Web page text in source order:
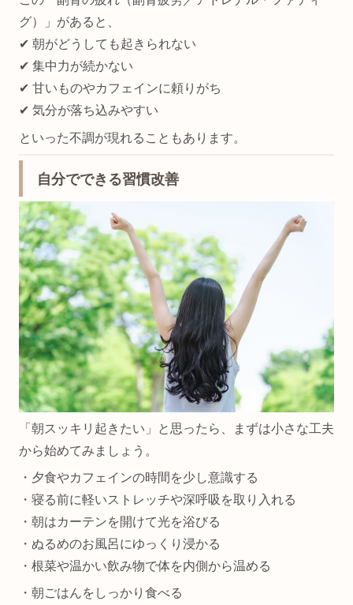
グ）」があると、
✔︎ 朝がどうしても起きられない
✔︎ 集中力が続かない
✔︎ 甘いものやカフェインに頼りがち
✔︎ 気分が落ち込みやすい
といった不調が現れることもあります。
自分でできる習慣改善
「朝スッキリ起きたい」と思ったら、まずは小さな工夫
から始めてみましょう。
・夕食やカフェインの時間を少し意識する
・寝る前に軽いストレッチや深呼吸を取り入れる
・朝はカーテンを開けて光を浴びる
・ぬるめのお風呂にゆっくり浸かる
・根菜や温かい飲み物で体を内側から温める
・朝ごはんをしっかり食べる